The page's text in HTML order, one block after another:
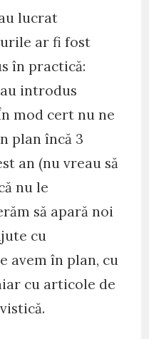
lucrat
ar fi fost
în practică:
introdus
mod cert nu ne
plan încă 3
an (nu vreau să
nu le
să apară noi
cu
avem în plan, cu
cu articole de